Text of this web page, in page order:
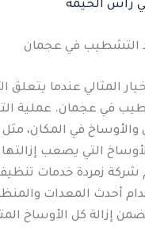
راس الخيمة
التشطيب في عجمان
المثالي عندما يتعلق
في عجمان. عملية
في المكان، مثل
التي يصعب
شركة زمردة خدمات
أحدث المعدات
إزالة كل الأوساخ